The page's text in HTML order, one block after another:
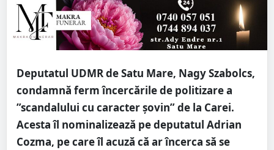
Deputatul UDMR de Satu Mare, Nagy Szabolcs,
condamnă ferm încercările de politizare a
”scandalului cu caracter șovin” de la Carei.
Acesta îl nominalizează pe deputatul Adrian
Cozma, pe care îl acuză că ar încerca să se